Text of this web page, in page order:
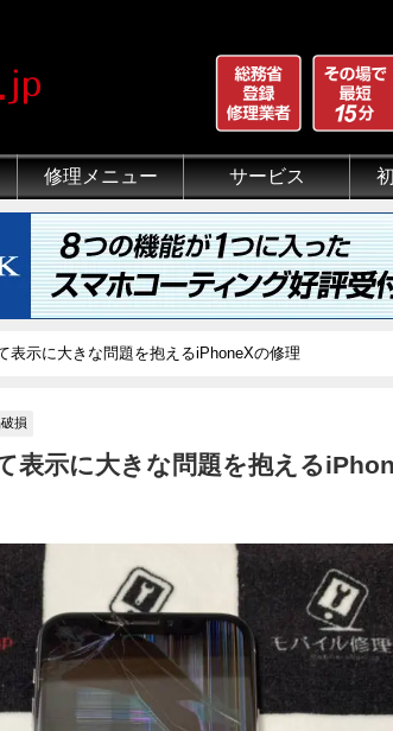
修理メニュー
iPhone 画面割れ修理
iPhone 液晶修理
iPhoneバッテリー交換
iPhone 水没修理
iPhone ホームボタン修理
iPhone カメラ修理
iPhone スピーカー修理
iPhone 自己修理失敗
iPhone 水没・データ復旧
iPad修理メニュー
iPod修理メニュー
サービス
スマホコーティング G-PACK
iPhone買取
iFace
iRing
Qubii
出張修理（iWorker）
代行修理サービス（同業者様
当
総
マ
ク
グ
悪
フ
有
バ
表示に大きな問題を抱えるiPhoneXの修理
損
表示に大きな問題を抱える